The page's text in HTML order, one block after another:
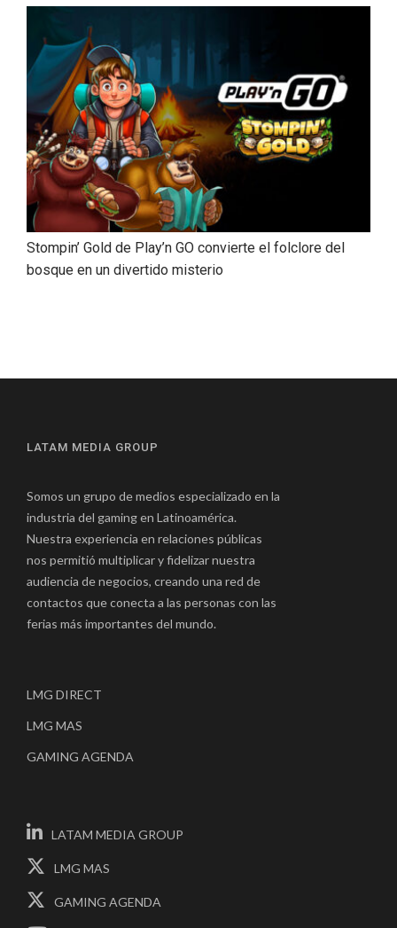
Stompin’ Gold de Play’n GO convierte el folclore del
bosque en un divertido misterio
LATAM MEDIA GROUP
Somos un grupo de medios especializado en la
industria del gaming en Latinoamérica.
Nuestra experiencia en relaciones públicas
nos permitió multiplicar y fidelizar nuestra
audiencia de negocios, creando una red de
contactos que conecta a las personas con las
ferias más importantes del mundo.
LMG DIRECT
LMG MAS
GAMING AGENDA
LATAM MEDIA GROUP
LMG MAS
GAMING AGENDA